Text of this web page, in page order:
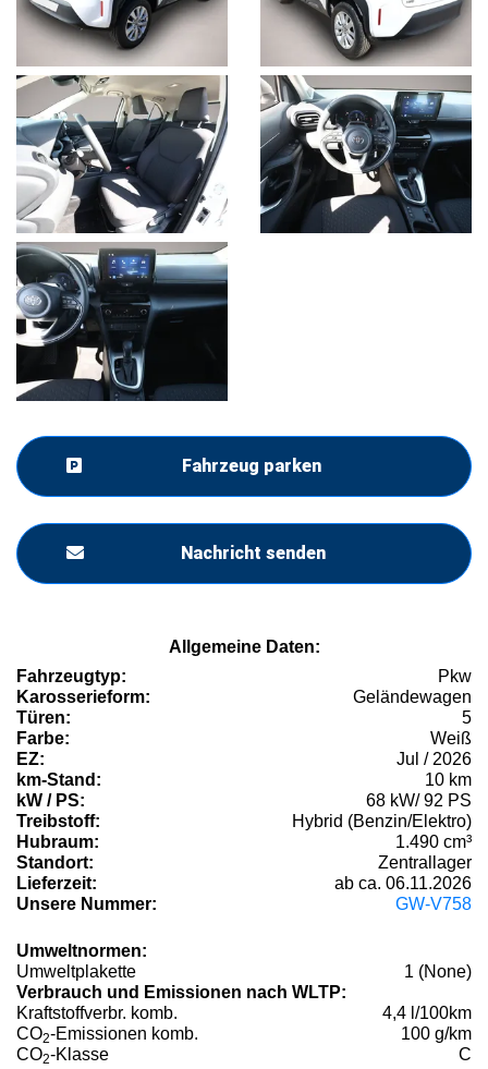
Fahrzeug parken
Nachricht senden
Allgemeine Daten:
Fahrzeugtyp:
Pkw
Karosserieform:
Geländewagen
Türen:
5
Farbe:
Weiß
EZ:
Jul / 2026
km-Stand:
10 km
kW / PS:
68 kW/ 92 PS
Treibstoff:
Hybrid (Benzin/Elektro)
Hubraum:
1.490 cm³
Standort:
Zentrallager
Lieferzeit:
ab ca. 06.11.2026
Unsere Nummer:
GW-V758
Umweltnormen:
Umweltplakette
1 (None)
Verbrauch und Emissionen nach WLTP:
Kraftstoffverbr. komb.
4,4 l/100km
CO2-Emissionen komb.
100 g/km
CO2-Klasse C